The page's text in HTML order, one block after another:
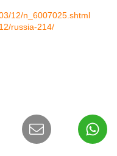
12/n_6007025.shtml
russia-214/